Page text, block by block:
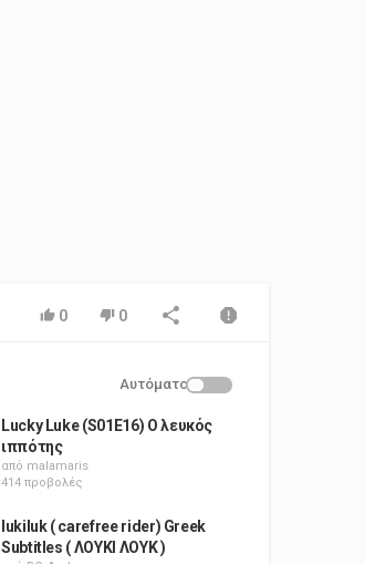
0 0
Αυτόματο
Lucky Luke (S01E16) Ο λευκός
ιππότης
από malamaris
414 προβολές
lukiluk ( carefree rider) Greek
Subtitles ( ΛΟΥΚΙ ΛΟΥΚ )